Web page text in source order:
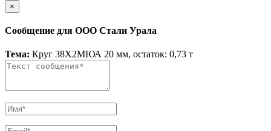
×
Сообщение для ООО Стали Урала
Тема: Круг 38Х2МЮА 20 мм, остаток: 0,73 т